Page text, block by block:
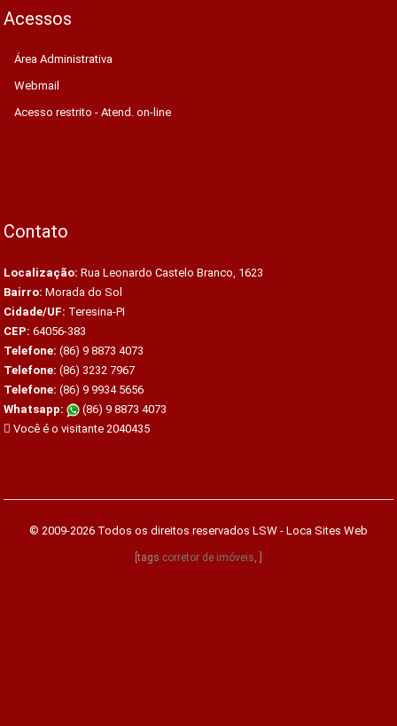
Acessos
Área Administrativa
Webmail
Acesso restrito - Atend. on-line
Contato
Localização: Rua Leonardo Castelo Branco, 1623
Bairro: Morada do Sol
Cidade/UF: Teresina-PI
CEP: 64056-383
Telefone: (86) 9 8873 4073
Telefone: (86) 3232 7967
Telefone: (86) 9 9934 5656
Whatsapp:
(86) 9 8873 4073
Você é o visitante 2040435
© 2009-2026 Todos os direitos reservados LSW - Loca Sites Web
[tags corretor de imóveis, ]